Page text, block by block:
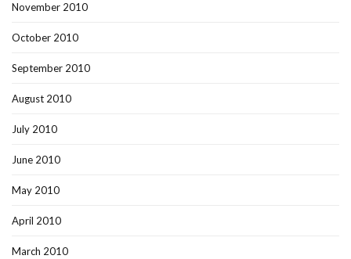
November 2010
October 2010
September 2010
August 2010
July 2010
June 2010
May 2010
April 2010
March 2010